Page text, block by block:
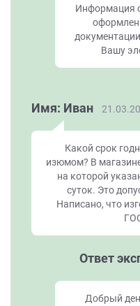
Информация
Вашу
Имя: Иван
Какой срок
изюмом? В
на которой
суток. Это
Написано, что
Ответ
Добрый